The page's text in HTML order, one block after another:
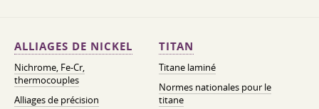
ALLIAGES DE NICKEL
Nichrome, Fe-Cr,
thermocouples
Alliages de précision
TITAN
Titane laminé
Normes nationales pour le
titane